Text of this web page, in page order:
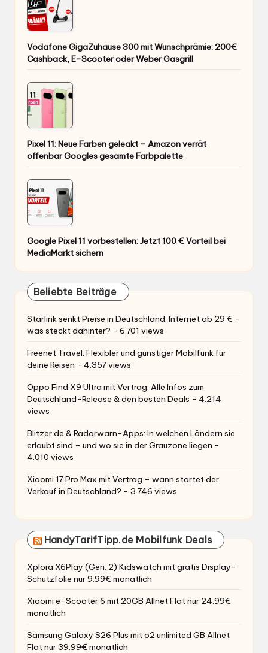
Vodafone GigaZuhause 300 mit Wunschprämie: 200€
Cashback, E-Scooter oder Weber Gasgrill
Pixel 11: Neue Farben geleakt – Amazon verrät
offenbar Googles gesamte Farbpalette
Google Pixel 11 vorbestellen: Jetzt 100 € Vorteil bei
MediaMarkt sichern
Beliebte Beiträge
Starlink senkt Preise in Deutschland: Internet ab 29 € –
was steckt dahinter? - 6.701 views
Freenet Travel: Flexibler und günstiger Mobilfunk für
deine Reisen - 4.357 views
Oppo Find X9 Ultra mit Vertrag: Alle Infos zum
Deutschland-Release & den besten Deals - 4.214
views
Blitzer.de & Radarwarn-Apps: In welchen Ländern sie
erlaubt sind – und wo sie in der Grauzone liegen -
4.010 views
Xiaomi 17 Pro Max mit Vertrag – wann startet der
Verkauf in Deutschland? - 3.746 views
HandyTarifTipp.de Mobilfunk Deals
Xplora X6Play (Gen. 2) Kidswatch mit gratis Display-
Schutzfolie nur 9.99€ monatlich
Xiaomi e-Scooter 6 mit 20GB Allnet Flat nur 24.99€
monatlich
Samsung Galaxy S26 Plus mit o2 unlimited GB Allnet
Flat nur 39.99€ monatlich